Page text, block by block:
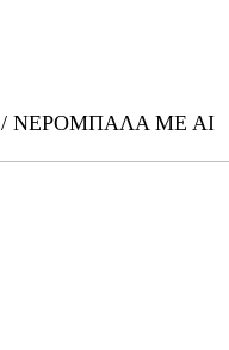
/ ΝΕΡΟΜΠΑΛΑ ΜΕ ΑΙ